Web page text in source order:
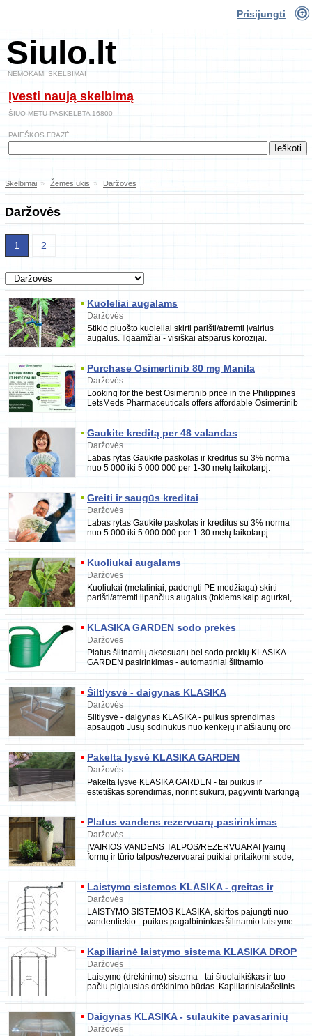
Prisijungti
Siulo.lt
NEMOKAMI SKELBIMAI
Įvesti naują skelbimą
ŠIUO METU PASKELBTA 16800
PAIEŠKOS FRAZĖ
Skelbimai » Žemės ūkis » Daržovės
Daržovės
1 2
Kuoleliai augalams
Daržovės
Stiklo pluošto kuoleliai skirti parišti/atremti įvairius
augalus. Ilgaamžiai - visiškai atsparūs korozijai.
Purchase Osimertinib 80 mg Manila
Daržovės
Looking for the best Osimertinib price in the Philippines
LetsMeds Pharmaceuticals offers affordable Osimertinib
Gaukite kreditą per 48 valandas
Daržovės
Labas rytas Gaukite paskolas ir kreditus su 3% norma
nuo 5 000 iki 5 000 000 per 1-30 metų laikotarpį.
Greiti ir saugūs kreditai
Daržovės
Labas rytas Gaukite paskolas ir kreditus su 3% norma
nuo 5 000 iki 5 000 000 per 1-30 metų laikotarpį.
Kuoliukai augalams
Daržovės
Kuoliukai (metaliniai, padengti PE medžiaga) skirti
parišti/atremti lipančius augalus (tokiems kaip agurkai,
KLASIKA GARDEN sodo prekės
Daržovės
Platus šiltnamių aksesuarų bei sodo prekių KLASIKA
GARDEN pasirinkimas - automatiniai šiltnamio
Šiltlysvė - daigynas KLASIKA
Daržovės
Šiltlysvė - daigynas KLASIKA - puikus sprendimas
apsaugoti Jūsų sodinukus nuo kenkėjų ir atšiaurių oro
Pakelta lysvė KLASIKA GARDEN
Daržovės
Pakelta lysvė KLASIKA GARDEN - tai puikus ir
estetiškas sprendimas, norint sukurti, pagyvinti tvarkingą
Platus vandens rezervuarų pasirinkimas
Daržovės
ĮVAIRIOS VANDENS TALPOS/REZERVUARAI Įvairių
formų ir tūrio talpos/rezervuarai puikiai pritaikomi sode,
Laistymo sistemos KLASIKA - greitas ir
patogus laistymas
Daržovės
LAISTYMO SISTEMOS KLASIKA, skirtos pajungti nuo
vandentiekio - puikus pagalbininkas šiltnamio laistyme.
Kapiliarinė laistymo sistema KLASIKA DROP
Daržovės
Laistymo (drėkinimo) sistema - tai šiuolaikiškas ir tuo
pačiu pigiausias drėkinimo būdas. Kapiliarinis/lašelinis
Daigynas KLASIKA - sulaukite pavasarinių
daigų anksčiau
Daržovės